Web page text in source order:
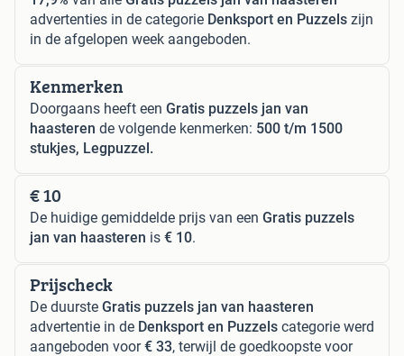
advertenties in de categorie Denksport en Puzzels zijn
in de afgelopen week aangeboden.
Kenmerken
Doorgaans heeft een Gratis puzzels jan van
haasteren de volgende kenmerken: 500 t/m 1500
stukjes, Legpuzzel.
€ 10
De huidige gemiddelde prijs van een Gratis puzzels
jan van haasteren is € 10.
Prijscheck
De duurste Gratis puzzels jan van haasteren
advertentie in de Denksport en Puzzels categorie werd
aangeboden voor€ 33, terwijl de goedkoopste voor